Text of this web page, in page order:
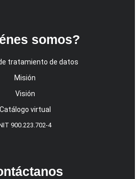
somos?
tratamiento de datos
Misión
Visión
Catálogo virtual
900.223.702-4